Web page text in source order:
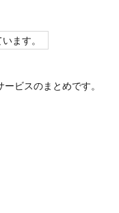
ます。
ビスのまとめです。